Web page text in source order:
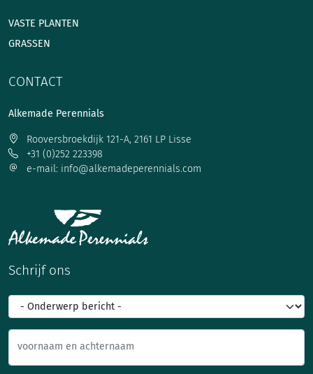
VASTE PLANTEN
GRASSEN
CONTACT
Alkemade Perennials
Rooversbroekdijk 121-A, 2161 LP Lisse
+31 (0)252 223398
e-mail: info@alkemadeperennials.com
Schrijf ons
voornaam en achternaam